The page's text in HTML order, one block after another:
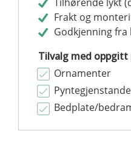
Frakt og
Godkjenning fra
Tilvalg med oppgitt
Ornamenter
Bedplate/